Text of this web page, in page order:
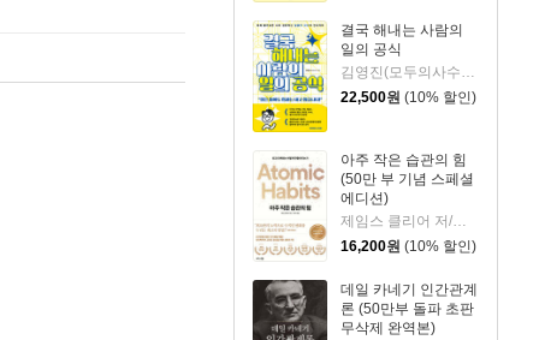
결국 해내는 사람의
일의 공식
김영진(모두의사수) 저
22,500원 (10% 할인)
아주 작은 습관의 힘
(50만 부 기념 스페셜
에디션)
제임스 클리어 저/이한이 역
16,200원 (10% 할인)
데일 카네기 인간관계
론 (50만부 돌파 초판
무삭제 완역본)